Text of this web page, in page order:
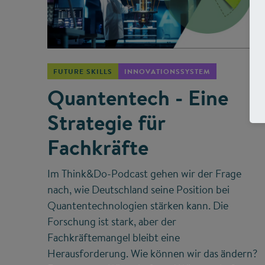
FUTURE SKILLS INNOVATIONSSYSTEM
Quantentech - Eine
Strategie für
Fachkräfte
Im Think&Do-Podcast gehen wir der Frage
nach, wie Deutschland seine Position bei
Quantentechnologien stärken kann. Die
Forschung ist stark, aber der
Fachkräftemangel bleibt eine
Herausforderung. Wie können wir das ändern?